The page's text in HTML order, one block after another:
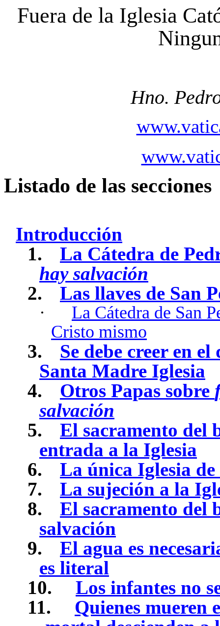
Fuera de la Iglesia
Hno.
Listado de las secciones
Introducción
1.
La Cátedra de
hay salvación
2.
Las llaves de San
·
La Cátedra de San
Cristo mismo
3.
Se debe creer en
Santa Madre Iglesia
4.
Otros Papas sobre
salvación
5.
El sacramento del
entrada a la Iglesia
6.
La única Iglesia de
7.
La sujeción a la
8.
El sacramento del
salvación
9.
El agua es
es literal
10.
Los infantes no
11.
Quienes mueren